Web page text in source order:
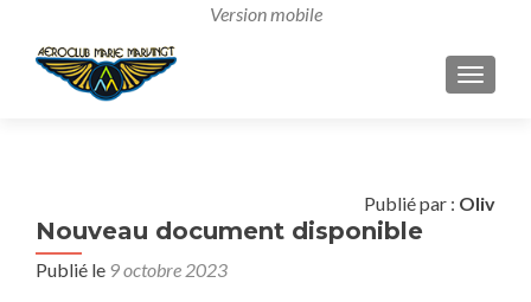
Publié par : Oliv
Nouveau document disponible
Publié le 9 octobre 2023